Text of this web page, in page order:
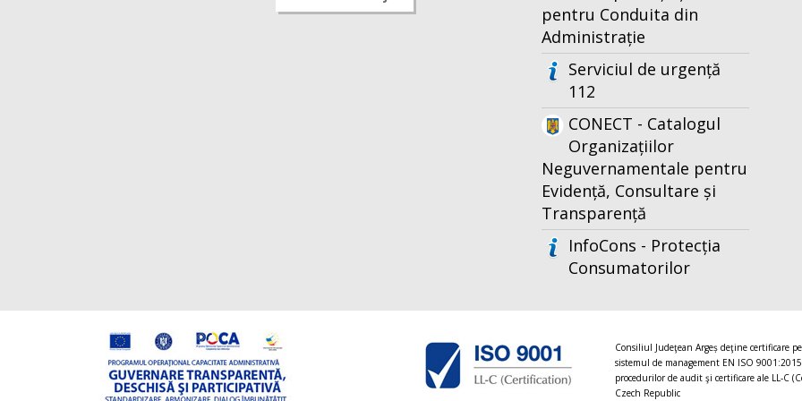
pentru Conduita din
Administrație
Serviciul de urgență
112
CONECT - Catalogul
Organizațiilor
Neguvernamentale pentru
Evidență, Consultare și
Transparență
InfoCons - Protecția
Consumatorilor
Consiliul Judeţean Argeș deţine certificare
sistemul de management EN ISO
procedurilor de audit şi certificare ale LL-C
Czech Republic